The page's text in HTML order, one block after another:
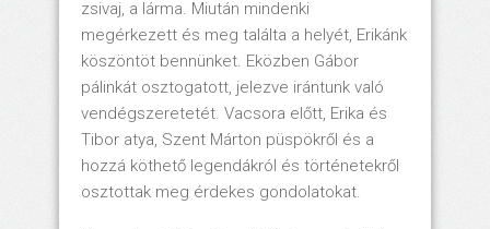
zsivaj, a lárma. Miután mindenki
megérkezett és meg találta a helyét, Erikánk
köszöntöt bennünket. Eközben Gábor
pálinkát osztogatott, jelezve irántunk való
vendégszeretetét. Vacsora előtt, Erika és
Tibor atya, Szent Márton püspökről és a
hozzá köthető legendákról és történetekről
osztottak meg érdekes gondolatokat.